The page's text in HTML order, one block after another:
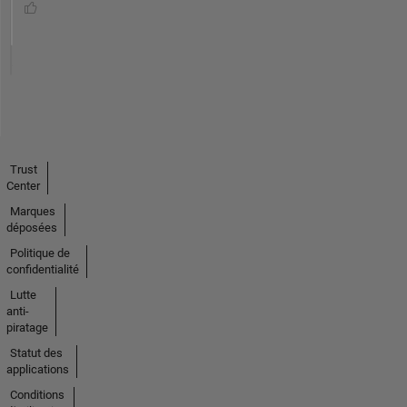
Trust
Center
Marques
déposées
Politique de
confidentialité
Lutte
anti-
piratage
Statut des
applications
Conditions